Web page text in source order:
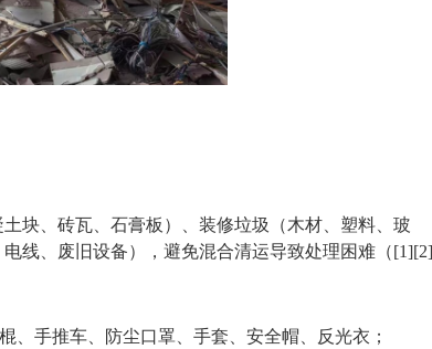
土块、砖瓦、石膏板）、装修垃圾（木材、塑料、玻
线、废旧设备），避免混合清运导致处理困难（[1][2]
、手推车、防尘口罩、手套、安全帽、反光衣；